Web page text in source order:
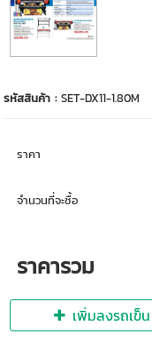
รหัสสินค้า :SET-DX11-1.80M
ราคา
จำนวนที่จะซื้อ
ราคารวม
เพิ่มลงรถเข็น